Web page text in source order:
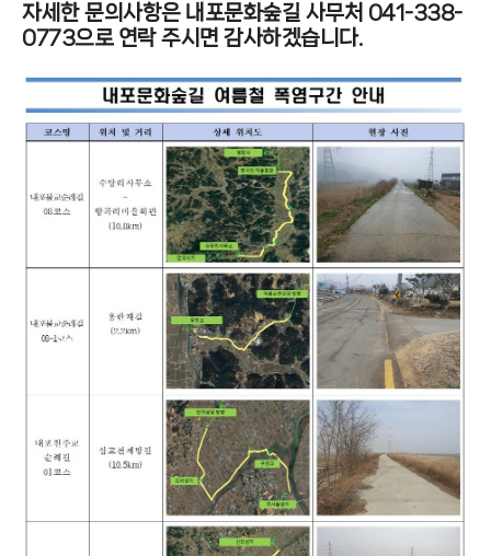
자세한 문의사항은 내포문화숲길 사무처 041-338-
0773으로 연락 주시면 감사하겠습니다.